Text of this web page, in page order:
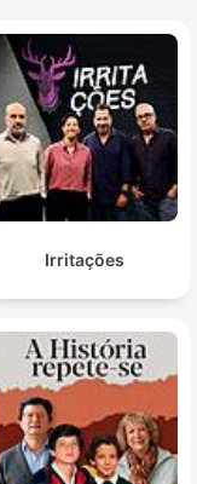
on a
même
uniforme,
00:14:18 ·
L'OFB est
quelque
00:16:30 ·
français
Ce
Irritações